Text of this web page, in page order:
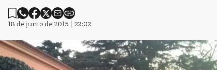
18 de junio de 2015 | 22:02